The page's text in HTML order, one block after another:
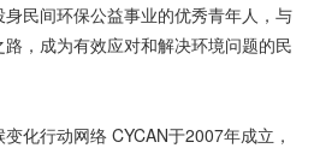
民间环保公益事业的优秀青年人，与
，成为有效应对和解决环境问题的民
化行动网络 CYCAN于2007年成立，